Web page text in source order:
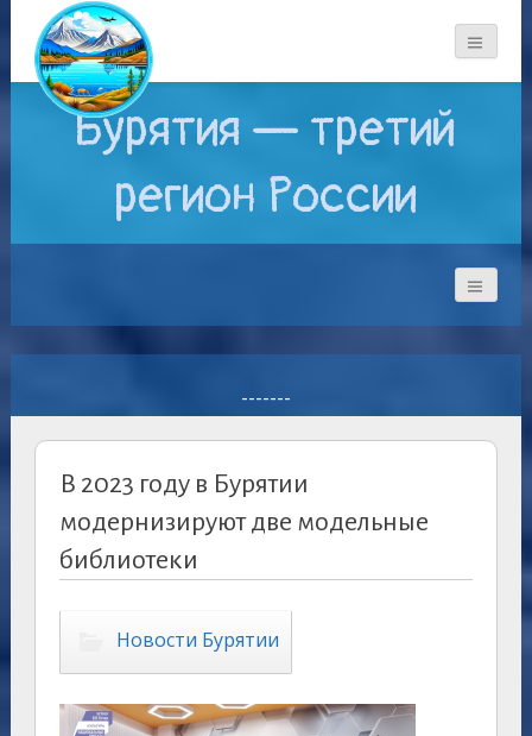
Бурятия — третий
регион России
-------
В 2023 году в Бурятии
модернизируют две модельные
библиотеки
Новости Бурятии